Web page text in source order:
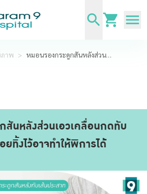
าพ > หมอนรองกระดูกสันหลังส่วนเอวเคลื่อนกดทับเส้นประสาท ปล่อยทิ้งไว้อาจทำให้พิการได้
สันหลังส่วนเอวเคลื่อนกดทับ
ยทิ้งไว้อาจทำให้พิการได้